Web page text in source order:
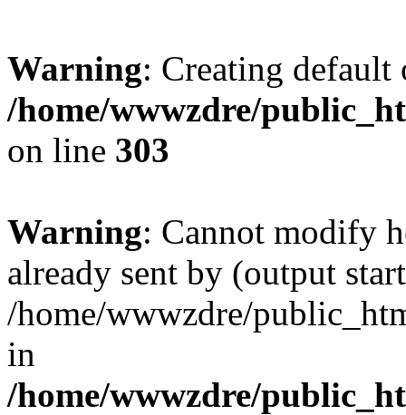
Warning: Creating
/home/wwwzdre/
on line 303
Warning: Cannot modify
already sent by (output
/home/wwwzdre/
in
/home/wwwzdre/